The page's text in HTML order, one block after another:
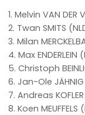
1. Melvin VAN
2. Twan SMITS
3. Milan
4. Max
5. Christoph
6. Jan-Ole
7. Andreas
8. Koen